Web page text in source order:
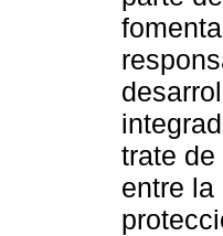
trate
entre